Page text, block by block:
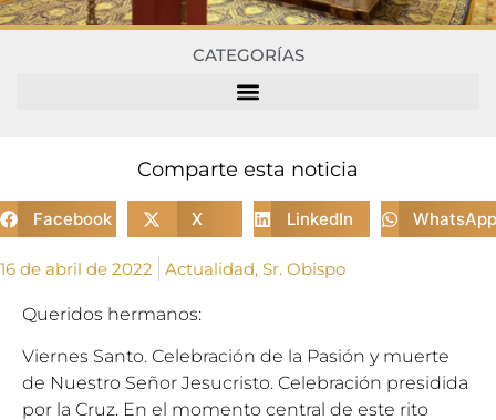
CATEGORÍAS
Comparte esta noticia
Facebook X LinkedIn WhatsApp
16 de abril de 2022 Actualidad, Sr. Obispo
Queridos hermanos:
Viernes Santo. Celebración de la Pasión y muerte
de Nuestro Señor Jesucristo. Celebración presidida
por la Cruz. En el momento central de este rito